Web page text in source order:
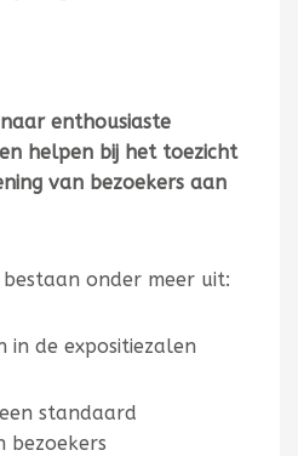
enthousiaste
helpen bij het toezicht
van bezoekers aan
onder meer uit:
in de expositiezalen
standaard
bezoekers